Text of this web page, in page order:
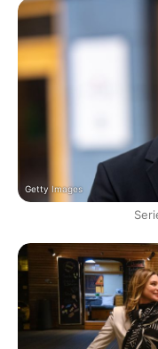
Getty Images